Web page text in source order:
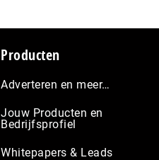
Producten
Adverteren en meer…
Jouw Producten en
Bedrijfsprofiel
Whitepapers & Leads